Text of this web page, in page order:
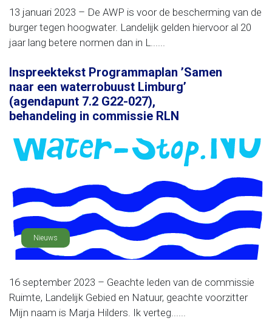
13 januari 2023 – De AWP is voor de bescherming van de
burger tegen hoogwater. Landelijk gelden hiervoor al 20
jaar lang betere normen dan in L......
Inspreektekst Programmaplan ’Samen
naar een waterrobuust Limburg’
(agendapunt 7.2 G22-027),
behandeling in commissie RLN
Nieuws
16 september 2023 – Geachte leden van de commissie
Ruimte, Landelijk Gebied en Natuur, geachte voorzitter
Mijn naam is Marja Hilders. Ik verteg......